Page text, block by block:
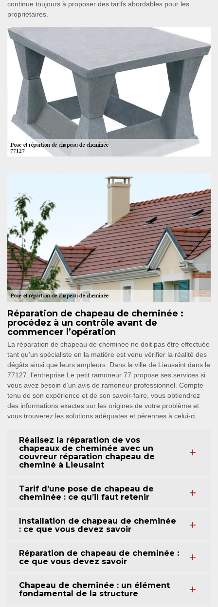
continue toujours à proposer des tarifs abordables pour les
propriétaires.
Réparation de chapeau de cheminée :
procédez à un contrôle avant de
commencer l’opération
La réparation de chapeau de cheminée ne doit pas être effectuée
tant qu’un spécialiste en la matière est venu vérifier la réalité des
dégâts ainsi que leurs ampleurs. Dans la ville de Lieusaint dans le
77127, l’entreprise Le petit ramoneur 77 propose ses services si
vous avez besoin d’un avis de ramoneur professionnel. Compte
tenu de son expérience et de son savoir-faire, vous obtiendrez
des informations exactes sur les origines de votre problème et
vous trouverez les solutions adéquates et pérennes à celui-ci.
Réalisez la réparation de vos
chapeaux de cheminée avec un
couvreur réparation chapeau de
cheminé à Lieusaint
Tarif d’une pose de chapeau de
cheminée : ce qu’il faut retenir
Installation de chapeau de cheminée
: ce que vous devez savoir
Réparation de chapeau de cheminée :
ce que vous devez savoir
Chapeau de cheminée : un élément
fondamental de la structure